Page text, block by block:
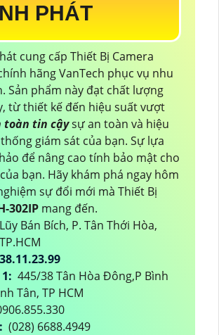
PHÁT
cung cấp Thiết Bị Camera
hãng VanTech phục vụ nhu
Sản phẩm này đạt chất lượng
từ thiết kế đến hiệu suất vượt
toàn tin cậysự an toàn và hiệu
giám sát của bạn. Sự lựa
để nâng cao tính bảo mật cho
bạn. Hãy khám phá ngay hôm
sự đổi mới mà Thiết Bị
302IP mang đến.
Bán Bích, P. Tân Thới Hòa,
445/38 Tân Hòa Đông,P Bình
Tân, TP HCM
(028) 6688.4949